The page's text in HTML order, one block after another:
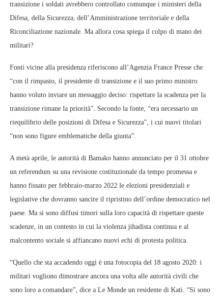
transizione i soldati avrebbero controllato comunque i ministeri della
Difesa, della Sicurezza, dell’Amministrazione territoriale e della
Riconciliazione nazionale. Ma allora cosa spiega il colpo di mano dei
militari?
Fonti vicine alla presidenza riferiscono all’Agenzia France Presse che
“con il rimpasto, il presidente di transizione e il suo primo ministro
hanno voluto inviare un messaggio deciso: rispettare la scadenza per la
transizione rimane la priorità”. Secondo la fonte, “era necessario un
riequilibrio delle posizioni di Difesa e Sicurezza”, i cui nuovi titolari
“non sono figure emblematiche della giunta”.
A metà aprile, le autorità di Bamako hanno annunciato per il 31 ottobre
un referendum su una revisione costituzionale da tempo promessa e
hanno fissato per febbraio-marzo 2022 le elezioni presidenziali e
legislative che dovranno sancire il ripristino dell’ordine democratico nel
paese. Ma si sono diffusi timori sulla loro capacità di rispettare queste
scadenze, in un contesto in cui la violenza jihadista continua e al
malcontento sociale si affiancano nuovi echi di protesta politica.
“Quello che sta accadendo oggi è una fotocopia del 18 agosto 2020: i
militari vogliono dimostrare ancora una volta alle autorità civili che
sono loro a comandare”, dice a Le Monde un residente di Kati. “Si sono